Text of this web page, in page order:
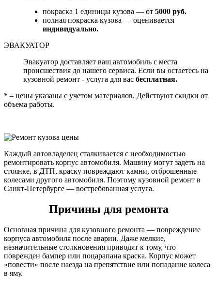
покраска 1 единицы кузова — от 5000 руб.
полная покраска кузова — оценивается
индивидуально.
ЭВАКУАТОР
Эвакуатор доставляет ваш автомобиль с места
происшествия до нашего сервиса. Если вы остаетесь на
кузовной ремонт - услуга для вас бесплатная.
* – цены указаны с учетом материалов. Действуют скидки от
объема работы.
Каждый автовладелец сталкивается с необходимостью
ремонтировать корпус автомобиля. Машину могут задеть на
стоянке, в ДТП, краску повреждают камни, отброшенные
колесами другого автомобиля. Поэтому кузовной ремонт в
Санкт-Петербурге — востребованная услуга.
Причины для ремонта
Основная причина для кузовного ремонта — повреждение
корпуса автомобиля после аварии. Даже мелкие,
незначительные столкновения приводят к тому, что
поврежден бампер или поцарапана краска. Корпус может
«повести» после наезда на препятствие или попадание колеса
в яму.